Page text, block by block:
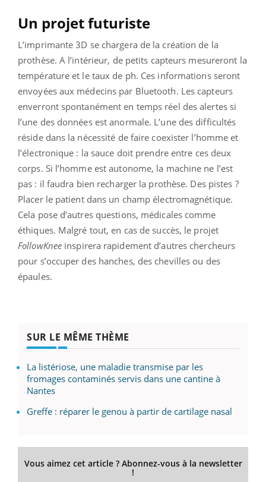
Un projet futuriste
L’imprimante 3D se chargera de la création de la
prothèse. A l’intérieur, de petits capteurs mesureront la
température et le taux de ph. Ces informations seront
envoyées aux médecins par Bluetooth. Les capteurs
enverront spontanément en temps réel des alertes si
l’une des données est anormale. L’une des difficultés
réside dans la nécessité de faire coexister l’homme et
l’électronique : la sauce doit prendre entre ces deux
corps. Si l’homme est autonome, la machine ne l’est
pas : il faudra bien recharger la prothèse. Des pistes ?
Placer le patient dans un champ électromagnétique.
Cela pose d’autres questions, médicales comme
éthiques. Malgré tout, en cas de succès, le projet
FollowKnee inspirera rapidement d’autres chercheurs
pour s’occuper des hanches, des chevilles ou des
épaules.
SUR LE MÊME THÈME
La listériose, une maladie transmise par les
fromages contaminés servis dans une cantine à
Nantes
Greffe : réparer le genou à partir de cartilage nasal
Vous aimez cet article ? Abonnez-vous à la newsletter
!